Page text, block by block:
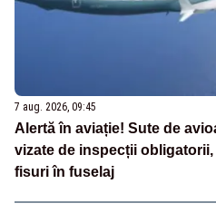
7 aug. 2026, 09:45
Alertă în aviație! Sute de
vizate de inspecții
fisuri în fuselaj